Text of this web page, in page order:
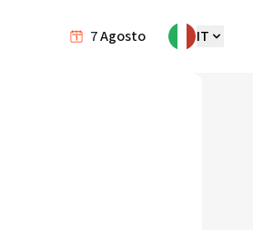
7Agosto IT